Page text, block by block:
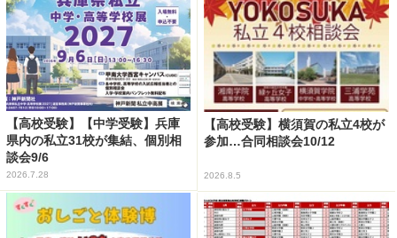
【高校受験】【中学受験】兵庫
県内の私立31校が集結、個別相
談会9/6
2026.7.28
【高校受験】横須賀の私立4校が
参加…合同相談会10/12
2026.8.5